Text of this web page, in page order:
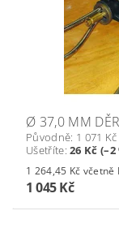
Ø 37,0 MM
Původně: 1 071 Kč
Ušetříte:26 Kč (–2
1 264,45 Kč
1 045 Kč